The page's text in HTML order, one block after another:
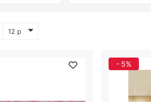
12 p
- 5%